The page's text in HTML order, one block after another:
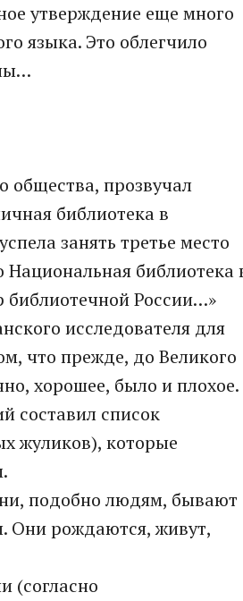
утверждение еще много
языка. Это облегчило
общества, прозвучал
библиотека в
занять третье место
библиотека
библиотечной России…»
исследователя для
что прежде, до Великого
хорошее, было и плохое.
составил список
жуликов), которые
подобно людям, бывают
Они рождаются, живут,
(согласно